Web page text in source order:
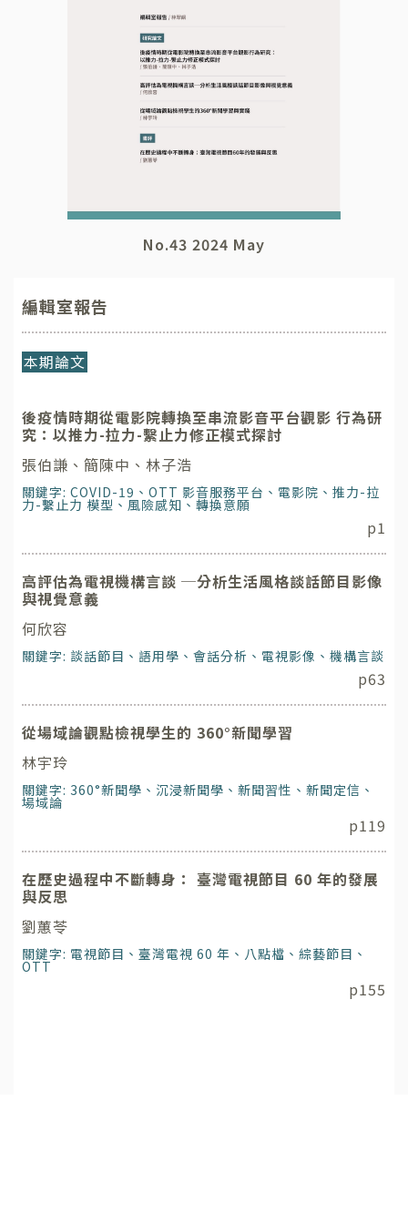
No.43 2024 May
編輯室報告
本期論文
後疫情時期從電影院轉換至串流影音平台觀影 行為研
究：以推力-拉力-繫止力修正模式探討
張伯謙、簡陳中、林子浩
關鍵字: COVID-19、OTT 影音服務平台、電影院、推力-拉
力-繫止力 模型、風險感知、轉換意願
p1
高評估為電視機構言談 ─分析生活風格談話節目影像
與視覺意義
何欣容
關鍵字: 談話節目、語用學、會話分析、電視影像、機構言談
p63
從場域論觀點檢視學生的 360°新聞學習
林宇玲
關鍵字: 360°新聞學、沉浸新聞學、新聞習性、新聞定信、
場域論
p119
在歷史過程中不斷轉身： 臺灣電視節目 60 年的發展
與反思
劉蕙苓
關鍵字: 電視節目、臺灣電視 60 年、八點檔、綜藝節目、
OTT
p155